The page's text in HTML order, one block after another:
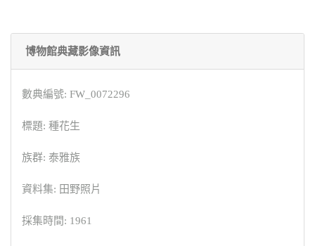
博物館典藏影像資訊
數典編號: FW_0072296
標題: 種花生
族群: 泰雅族
資料集: 田野照片
採集時間: 1961